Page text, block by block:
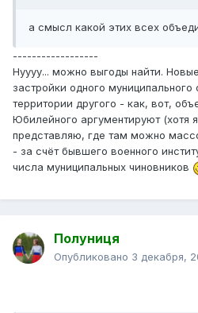
а смысл какой этих всех
------------------
Нуууу... можно выгоды найти.
застройки одного муниципального
территории другого - как, вот,
Юбилейного аргументируют (хотя
представляю, где там можно
- за счёт бывшего военного
числа муниципальных чиновников
Полуниця
Опубликовано 3 декабря,